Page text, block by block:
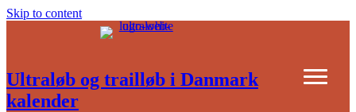
Skip to content
Ultraløb og trailløb i Danmark
kalender